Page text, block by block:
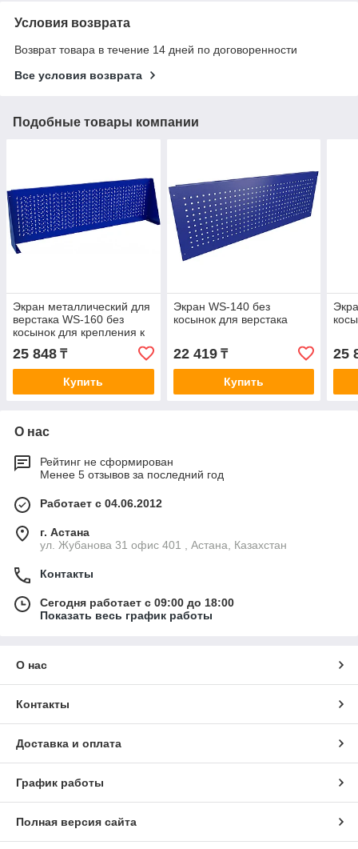
Условия возврата
Возврат товара в течение 14 дней по договоренности
Все условия возврата
Подобные товары компании
Экран металлический для
верстака WS-160 без
косынок для крепления к
25 848 ₸
Купить
Экран WS-140 без
косынок для верстака
22 419₸
Купить
25
О нас
Рейтинг не сформирован
Менее 5 отзывов за последний год
Работает с 04.06.2012
г. Астана
ул. Жубанова 31 офис 401 , Астана, Казахстан
Контакты
Сегодня работает с 09:00 до 18:00
Показать весь график работы
О нас
Контакты
Доставка и оплата
График работы
Полная версия сайта